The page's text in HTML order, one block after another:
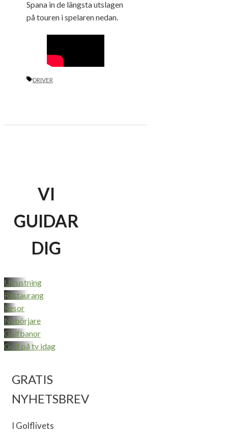
Spana in de längsta utslagen
på touren i spelaren nedan.
ETIKETTER
DRIVER
VI
GUIDAR
DIG
Utrustning
Restaurang
Resor
Nybörjare
Golfbanor
Golf på tv idag
GRATIS
NYHETSBREV
I Golflivets